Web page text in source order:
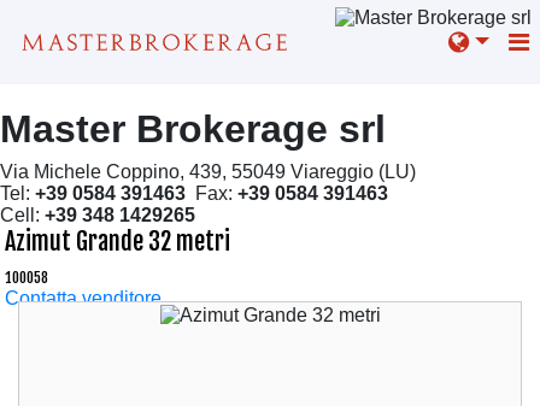
Master Brokerage srl
Via Michele Coppino, 439, 55049 Viareggio (LU)
Tel: +39 0584 391463 Fax: +39 0584 391463
Cell: +39 348 1429265
Azimut Grande 32 metri
100058
Contatta venditore